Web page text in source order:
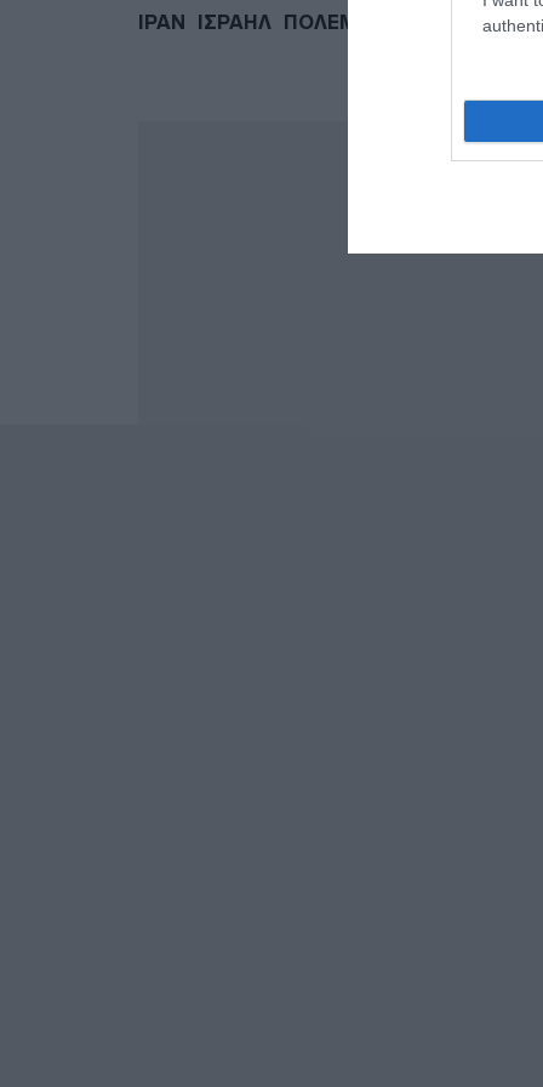
ΙΡΑΝ ΙΣΡΑΗΛ ΠΟΛΕΜΟΣ ΣΤΟ ΙΣΡΑΗΛ